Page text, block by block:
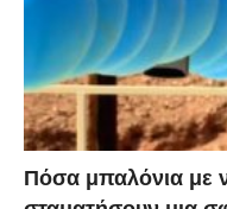
Πόσα μπαλόνια με